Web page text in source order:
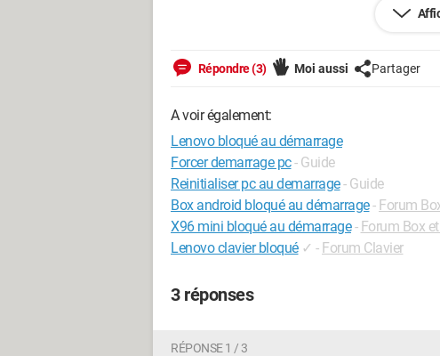
Répondre (3) Moi aussi Partager
A voir également:
Lenovo bloqué au démarrage
Forcer demarrage pc- Guide
Reinitialiser pc au demarrage- Guide
Box android bloqué au démarrage- Forum
X96 mini bloqué au démarrage - Forum Box
Lenovo clavier bloqué ✓ - Forum Clavier
3 réponses
RÉPONSE 1 / 3